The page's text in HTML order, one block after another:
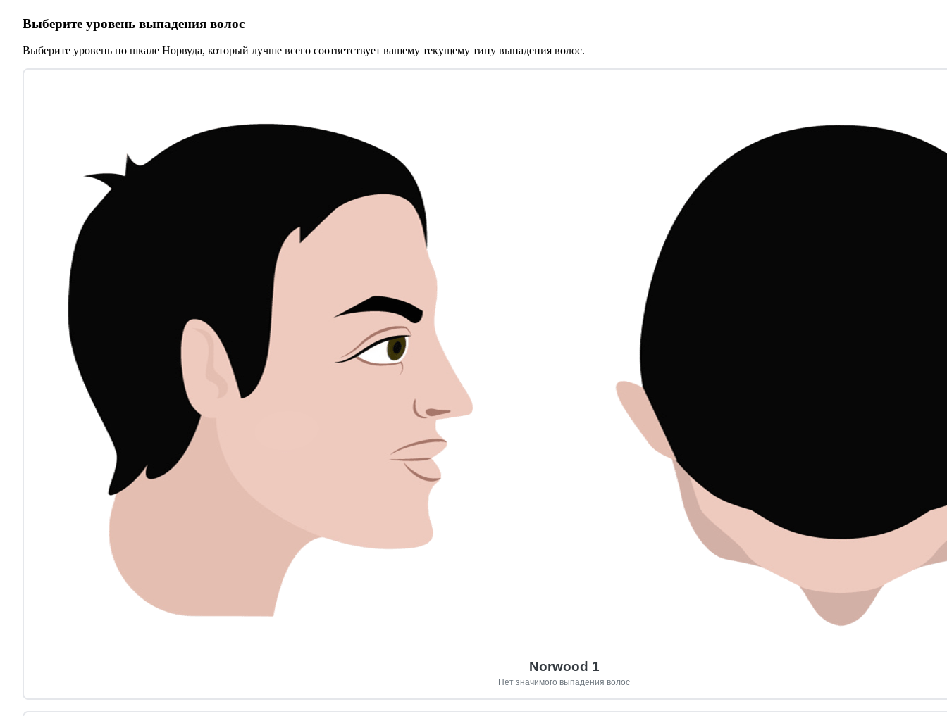
Выберите уровень выпадения волос
Выберите уровень по шкале Норвуда, который лучше всего соответствует вашему текущему типу выпадения волос.
Norwood 1
Нет значимого выпадения волос